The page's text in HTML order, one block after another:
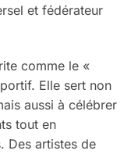
et fédérateur
comme le «
Elle sert non
aussi à célébrer
tout en
Des artistes de